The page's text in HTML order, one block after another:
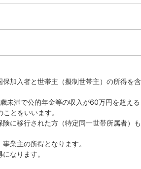
加入者と世帯主（擬制世帯主）の所得を含
未満で公的年金等の収入が60万円を超える
とをいいます。
に移行された方（特定同一世帯所属者）も
業主の所得となります。
なります。